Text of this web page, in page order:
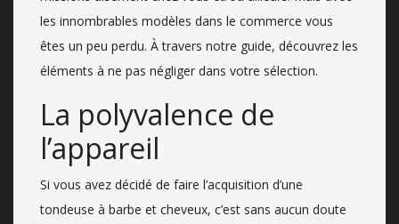
les innombrables modèles dans le commerce vous
êtes un peu perdu. À travers notre guide, découvrez les
éléments à ne pas négliger dans votre sélection.
La polyvalence de
l’appareil
Si vous avez décidé de faire l’acquisition d’une
tondeuse à barbe et cheveux, c’est sans aucun doute